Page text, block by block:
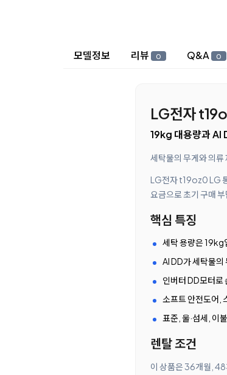
상세 정보
모델정보 리뷰 0 Q&A 0
LG전자
19kg 대용량과 AI
세탁물의 무게와 의
LG전자 t19oz0 LG
요금으로 초기 구매
핵심 특징
세탁 용량은 19kg
AI DD가 세탁물의
인버터 DD모터로
소프트 안전도어,
표준, 울·섬세, 이
렌탈 조건
이 상품은 36개월,